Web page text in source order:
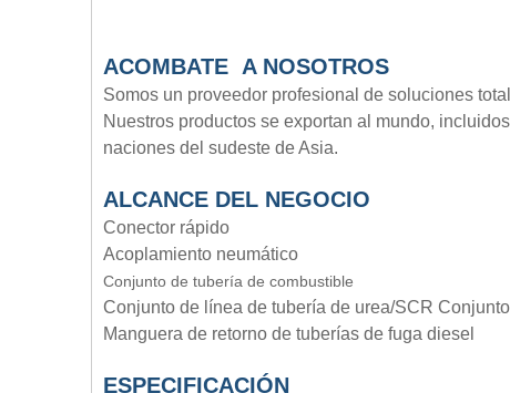
ACOMBATE A NOSOTROS
Somos un proveedor profesional de soluciones
Nuestros productos se exportan al mundo,
naciones del sudeste de Asia.
ALCANCE DEL NEGOCIO
Conector rápido
Acoplamiento neumático
Conjunto de tubería de combustible
Conjunto de línea de tubería de urea/SCR
Manguera de retorno de tuberías de fuga diesel
ESPECIFICACIÓN